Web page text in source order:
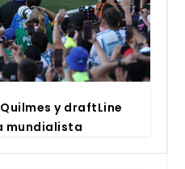
y draftLi­ne
mun­dia­lis­ta